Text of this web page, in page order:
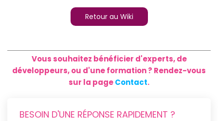
Retour au Wiki
Vous souhaitez bénéficier d'experts, de
développeurs, ou d'une formation ? Rendez-vous
sur la pageContact.
BESOIN D'UNE RÉPONSE RAPIDEMENT ?